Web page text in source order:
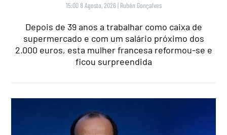
15:00 8 Agosto, 2026 | Rubén Gonçalves
Depois de 39 anos a trabalhar como caixa de
supermercado e com um salário próximo dos
2.000 euros, esta mulher francesa reformou-se e
ficou surpreendida